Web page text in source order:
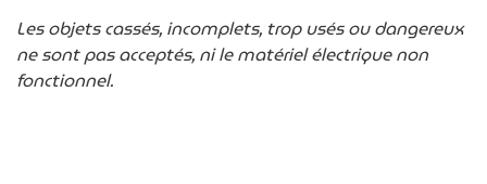
Les objets cassés, incomplets, trop usés ou dangereux
ne sont pas acceptés, ni le matériel électrique non
fonctionnel.